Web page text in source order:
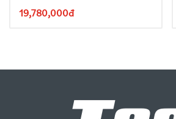
19,780,000đ